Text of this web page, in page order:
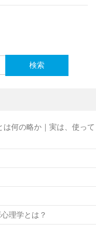
は何の略か｜実は、使って
理学とは？